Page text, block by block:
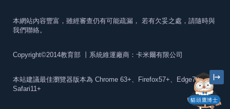
貓頭鷹博士
本網站內容豐富，雖經審查仍有可能疏漏， 若有欠妥之處，請隨時與
我們聯絡。
Copyright©2014教育部 丨系統維運廠商：卡米爾有限公司
本站建議最佳瀏覽器版本為 Chrome 63+、Firefox57+、Edge79+及
Safari11+